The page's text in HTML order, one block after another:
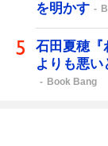
を明かす
石田夏穂『
よりも悪い
Book Bang